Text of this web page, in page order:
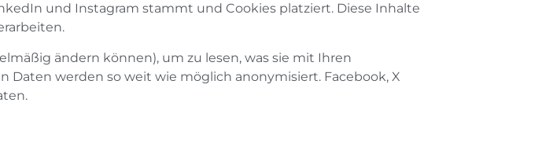
und Instagram stammt und Cookies platziert. Diese Inhalte
ändern können), um zu lesen, was sie mit Ihren
Daten werden so weit wie möglich anonymisiert. Facebook, X